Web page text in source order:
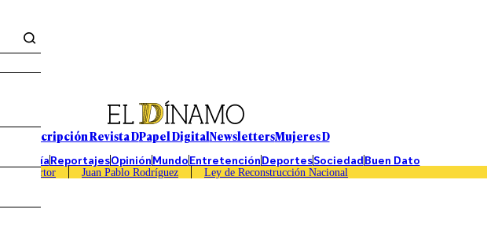
Suscripción Revista DPapel DigitalNewslettersMujeres D
EconomíaReportajesOpiniónMundoEntretenciónDeportesSociedadBuen Dato
Caso Sartor Juan Pablo Rodríguez Ley de Reconstrucción Nacional